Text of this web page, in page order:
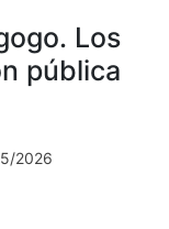
Los
pública
2026